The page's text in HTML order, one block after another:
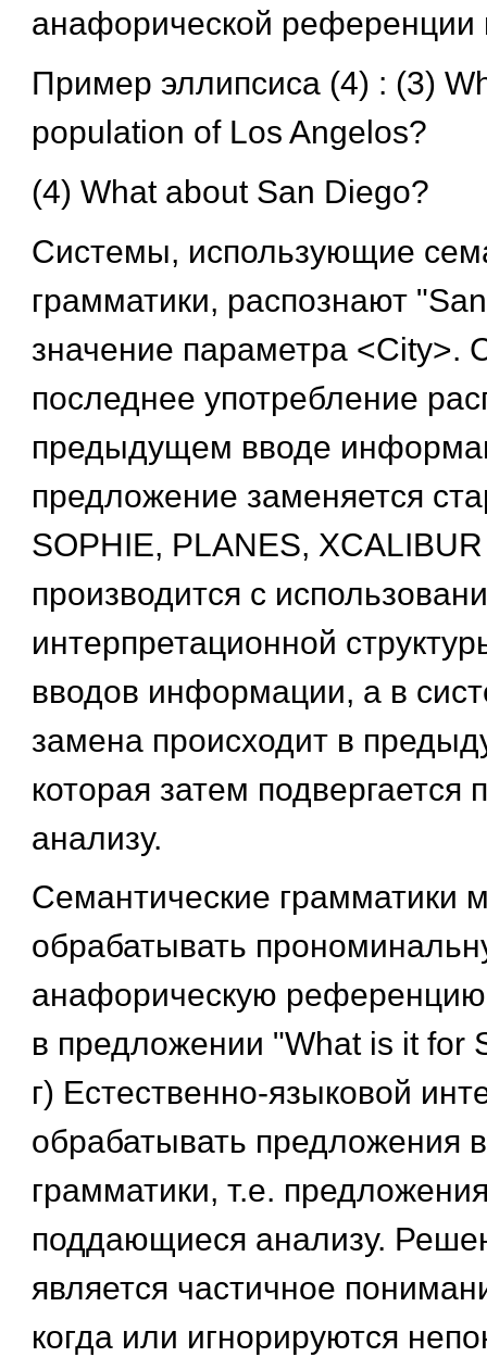
анафорической референции
Пример эллипсиса (4) : (3)
population of Los Angelos?
(4) What about San Diego?
Системы, использующие
грамматики, распознают
значение параметра <City>.
последнее употребление
предыдущем вводе
предложение заменяется
SOPHIE, PLANES,
производится с
интерпретационной
вводов информации, а в
замена происходит в
которая затем подвергается
анализу.
Семантические грамматики
обрабатывать
анафорическую
в предложении "What is it for
г) Естественно-языковой
обрабатывать предложения
грамматики, т.е.
поддающиеся анализу.
является частичное
когда или игнорируются